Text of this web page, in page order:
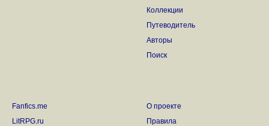
Коллекции
Путеводитель
Авторы
Поиск
Fanfics.me
LitRPG.ru
О проекте
Правила